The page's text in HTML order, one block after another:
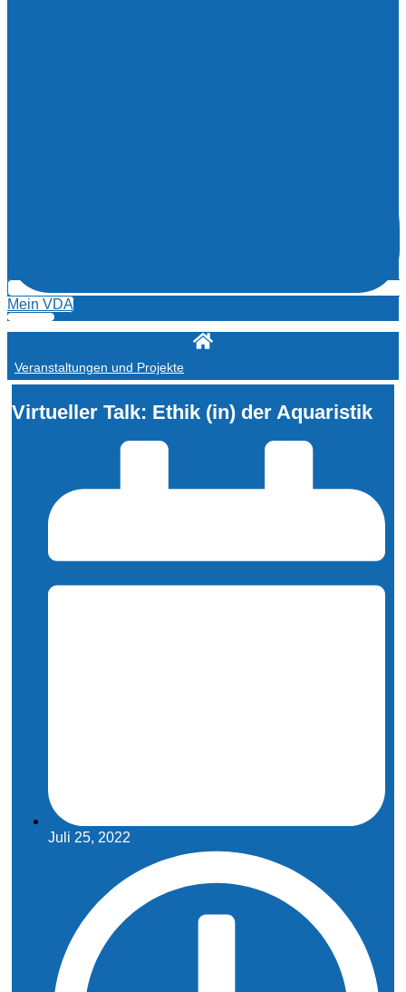
Mein VDA
Veranstaltungen und Projekte
Virtueller Talk: Ethik (in) der Aquaristik
Juli 25, 2022